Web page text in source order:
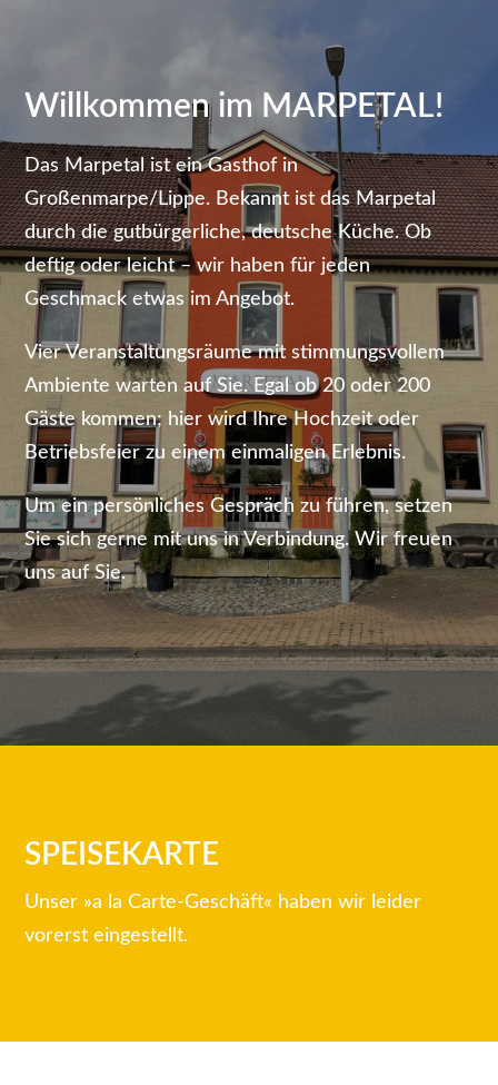
Willkommen im MARPETAL!
Das Marpetal ist ein Gasthof in
Großenmarpe/Lippe. Bekannt ist das Marpetal
durch die gutbürgerliche, deutsche Küche. Ob
deftig oder leicht – wir haben für jeden
Geschmack etwas im Angebot.
Vier Veranstaltungsräume mit stimmungsvollem
Ambiente warten auf Sie. Egal ob 20 oder 200
Gäste kommen; hier wird Ihre Hochzeit oder
Betriebsfeier zu einem einmaligen Erlebnis.
Um ein persönliches Gespräch zu führen, setzen
Sie sich gerne mit uns in Verbindung. Wir freuen
uns auf Sie.
SPEISEKARTE
Unser »a la Carte-Geschäft« haben wir leider
vorerst eingestellt.